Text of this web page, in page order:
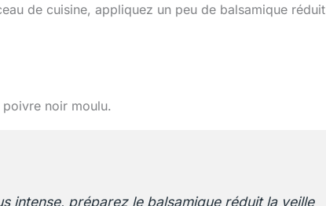
de cuisine, appliquez un peu de balsamique réduit
poivre noir moulu.
intense, préparez le balsamique réduit la veille